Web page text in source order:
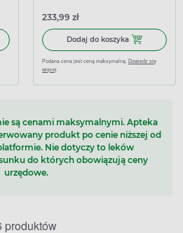
koszyka Clemastinum Aflofarm, 0,5 mg/ 5ml,
233,99 zł
Dodaj do koszyka Dodaj do
Podana cena jest ceną maksymalną. Dowiedz się
więcej
są cenami maksymalnymi. Apteka
produkt po cenie niższej od
Nie dotyczy to leków
do których obowiązują ceny
urzędowe.
produktów